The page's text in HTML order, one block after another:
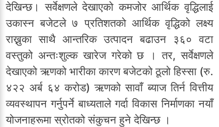
देखिन्छ। सर्वेक्षणले देखाएको कमजोर आर्थिक वृद्धिलाई
उकास्न बजेटले ७ प्रतिशतको आर्थिक वृद्धिको लक्ष्य
राख्नुका साथै आन्तरिक उत्पादन बढाउन ३६० वटा
वस्तुको अन्तःशुल्क खारेज गरेको छ । तर, सर्वेक्षणले
देखाएको ऋणको भारीका कारण बजेटको ठूलो हिस्सा (रु.
४२२ अर्ब ६४ करोड) ऋणको सावाँ ब्याज तिर्न वित्तीय
व्यवस्थापन गर्नुपर्ने बाध्यताले गर्दा विकास निर्माणका नयाँ
योजनाहरूमा स्रोतको संकुचन हुने देखिन्छ ।